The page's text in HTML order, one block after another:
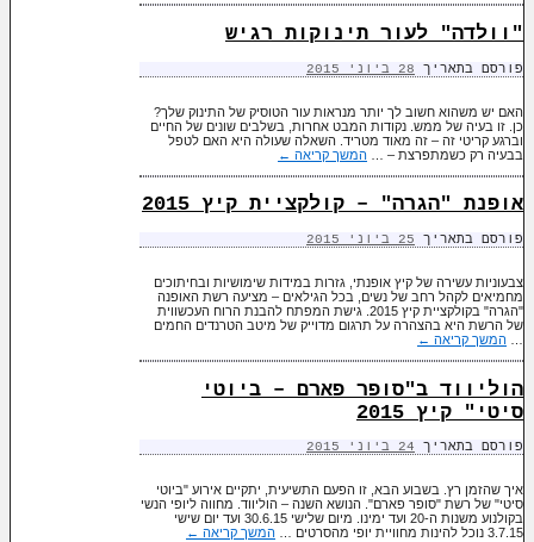
"וולדה" לעור תינוקות רגיש
פורסם בתאריך 28 ביוני 2015
האם יש משהוא חשוב לך יותר מנראות עור הטוסיק של התינוק שלך?
כן. זו בעיה של ממש. נקודות המבט אחרות, בשלבים שונים של החיים
וברגע קריטי זה – זה מאוד מטריד. השאלה שעולה היא האם לטפל
בבעיה רק כשמתפרצת – … המשך קריאה ←
אופנת "הגרה" – קולקציית קיץ 2015
פורסם בתאריך 25 ביוני 2015
צבעוניות עשירה של קיץ אופנתי, גזרות במידות שימושיות ובחיתוכים
מחמיאים לקהל רחב של נשים, בכל הגילאים – מציעה רשת האופנה
"הגרה" בקולקציית קיץ 2015. גישת המפתח להבנת הרוח העכשווית
של הרשת היא בהצהרה על תרגום מדוייק של מיטב הטרנדים החמים
המשך קריאה ←
הוליווד ב"סופר פארם – ביוטי
סיטי" קיץ 2015
פורסם בתאריך 24 ביוני 2015
איך שהזמן רץ. בשבוע הבא, זו הפעם התשיעית, יתקיים אירוע "ביוטי
סיטי" של רשת "סופר פארם". הנושא השנה – הוליווד. מחווה ליופי הנשי
בקולנוע משנות ה-20 ועד ימינו. מיום שלישי 30.6.15 ועד יום שישי
3.7.15 נוכל להינות מחוויית יופי מהסרטים …
המשך קריאה ←